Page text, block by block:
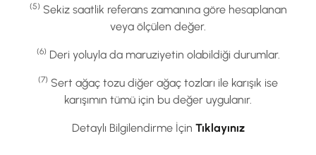
(5) Sekiz saatlik referans zamanına göre hesaplanan
veya ölçülen değer.
(6) Deri yoluyla da maruziyetin olabildiği durumlar.
(7) Sert ağaç tozu diğer ağaç tozları ile karışık ise
karışımın tümü için bu değer uygulanır.
Detaylı Bilgilendirme İçin Tıklayınız